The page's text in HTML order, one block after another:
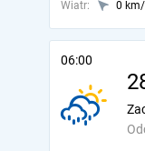
Wiatr:
0
06:00